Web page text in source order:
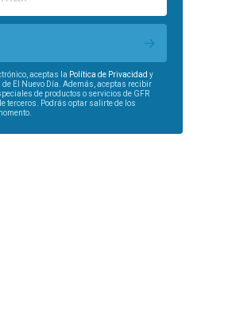
aceptas la Política de Privacidad y
de El Nuevo Día. Además, aceptas recibir
de productos o servicios de GFR
terceros. Podrás optar salirte de los